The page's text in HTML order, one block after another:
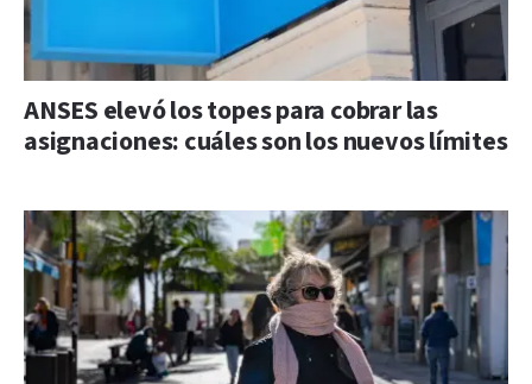
ANSES elevó los topes para cobrar las
asignaciones: cuáles son los nuevos límites